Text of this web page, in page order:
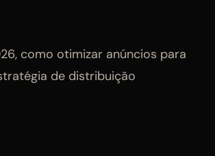
como otimizar anúncios para
de distribuição